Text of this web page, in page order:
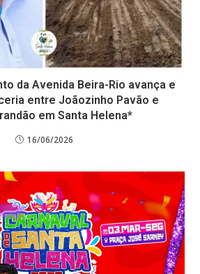
da Avenida Beira-Rio avança e
entre Joãozinho Pavão e
em Santa Helena*
16/06/2026